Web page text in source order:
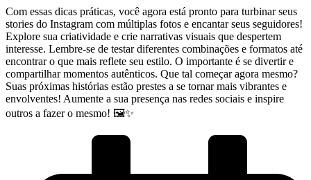
Com essas dicas ​práticas, você ⁣agora está pronto para turbinar seus
stories do Instagram com múltiplas fotos e encantar ‍seus seguidores!
Explore sua criatividade e ⁤crie narrativas visuais que despertem
interesse.⁣ Lembre-se de testar ​diferentes combinações e formatos até
encontrar o que mais reflete seu estilo. O importante é​ se divertir e
compartilhar momentos autênticos. Que tal começar agora mesmo?
⁤Suas próximas histórias ⁤estão​ prestes a se tornar mais vibrantes e
envolventes! ⁢Aumente a sua presença nas redes ⁢sociais e ⁤inspire
outros⁣ a fazer o mesmo! 🖼️✨